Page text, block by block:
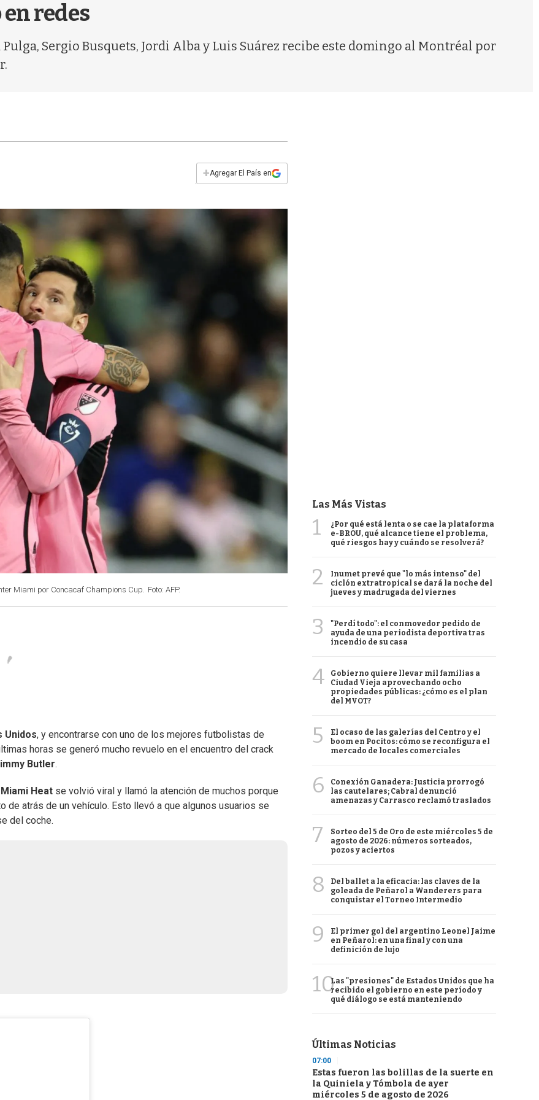
redes
Sergio Busquets, Jordi Alba y Luis Suárez recibe este domingo al Montréal por
+Agregar El País en
Miami por Concacaf Champions Cup. Foto: AFP.
Unidos, y encontrarse con uno de los mejores futbolistas de
horas se generó mucho revuelo en el encuentro del crack
Butler.
Miami Heat se volvió viral y llamó la atención de muchos porque
de atrás de un vehículo. Esto llevó a que algunos usuarios se
del coche.
Las Más Vistas
1
¿Por qué está lenta o se cae la plataforma
e-BROU, qué alcance tiene el problema,
qué riesgos hay y cuándo se resolverá?
2
Inumet prevé que "lo más intenso" del
ciclón extratropical se dará la noche del
jueves y madrugada del viernes
3
"Perdí todo": el conmovedor pedido de
ayuda de una periodista deportiva tras
incendio de su casa
4
Gobierno quiere llevar mil familias a
Ciudad Vieja aprovechando ocho
propiedades públicas: ¿cómo es el plan
del MVOT?
5
El ocaso de las galerías del Centro y el
boom en Pocitos: cómo se reconfigura el
mercado de locales comerciales
6
Conexión Ganadera: Justicia prorrogó
las cautelares; Cabral denunció
amenazas y Carrasco reclamó traslados
7
Sorteo del 5 de Oro de este miércoles 5 de
agosto de 2026: números sorteados,
pozos y aciertos
8
Del ballet a la eficacia: las claves de la
goleada de Peñarol a Wanderers para
conquistar el Torneo Intermedio
9
El primer gol del argentino Leonel Jaime
en Peñarol: en una final y con una
definición de lujo
10Las "presiones" de Estados Unidos que ha
recibido el gobierno en este período y
qué diálogo se está manteniendo
Últimas Noticias
07:00
Estas fueron las bolillas de la suerte en
la Quiniela y Tómbola de ayer
miércoles 5 de agosto de 2026